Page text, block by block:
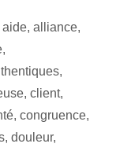
aide, alliance,
,
,
, client,
, congruence,
, douleur,